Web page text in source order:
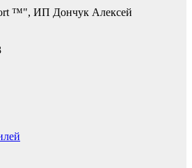
™", ИП Дончук Алексей